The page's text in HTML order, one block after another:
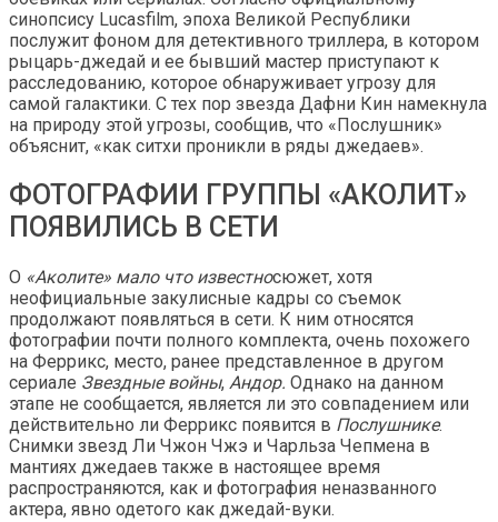
синопсису Lucasfilm, эпоха Великой Республики
послужит фоном для детективного триллера, в котором
рыцарь-джедай и ее бывший мастер приступают к
расследованию, которое обнаруживает угрозу для
самой галактики. С тех пор звезда Дафни Кин намекнула
на природу этой угрозы, сообщив, что «Послушник»
объяснит, «как ситхи проникли в ряды джедаев».
ФОТОГРАФИИ ГРУППЫ «АКОЛИТ»
ПОЯВИЛИСЬ В СЕТИ
О «Аколите» мало что известносюжет, хотя
неофициальные закулисные кадры со съемок
продолжают появляться в сети. К ним относятся
фотографии почти полного комплекта, очень похожего
на Феррикс, место, ранее представленное в другом
сериале Звездные войны, Андор. Однако на данном
этапе не сообщается, является ли это совпадением или
действительно ли Феррикс появится в Послушнике.
Снимки звезд Ли Чжон Чжэ и Чарльза Чепмена в
мантиях джедаев также в настоящее время
распространяются, как и фотография неназванного
актера, явно одетого как джедай-вуки.